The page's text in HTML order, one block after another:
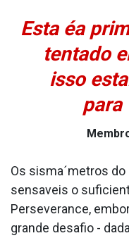
Esta éa
tentado
isso
para
Os sisma´metros
sensa­veis o
Perseverance,
grande desafio -